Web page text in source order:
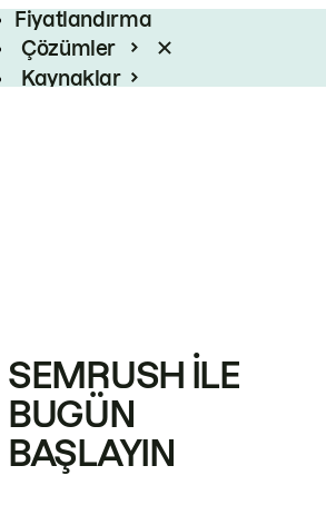
Fiyatlandırma
Çözümler
Kaynaklar
SEMRUSH ILE
BUGÜN
BAŞLAYIN